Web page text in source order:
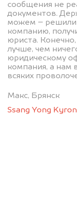
сообщения не
документов.
можем – решили
компанию,
юриста.
лучше, чем
юридическому
компания, а нам
всяких
Макс, Брянск
Ssang Yong